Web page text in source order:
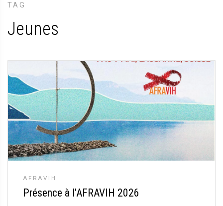
TAG
Jeunes
AFRAVIH
Présence à l’AFRAVIH 2026